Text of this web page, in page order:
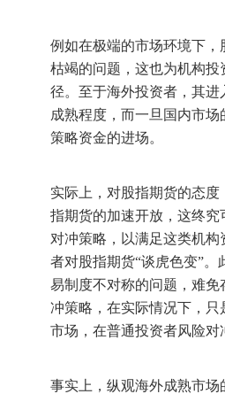
例如在极端的市场环境下
枯竭的问题，这也为机构
径。至于海外投资者，其进
成熟程度，而一旦国内市
策略资金的进场。
实际上，对股指期货的态
指期货的加速开放，这终
对冲策略，以满足这类机
者对股指期货“谈虎色变”
易制度不对称的问题，难
冲策略，在实际情况下，
市场，在普通投资者风险
事实上，纵观海外成熟市